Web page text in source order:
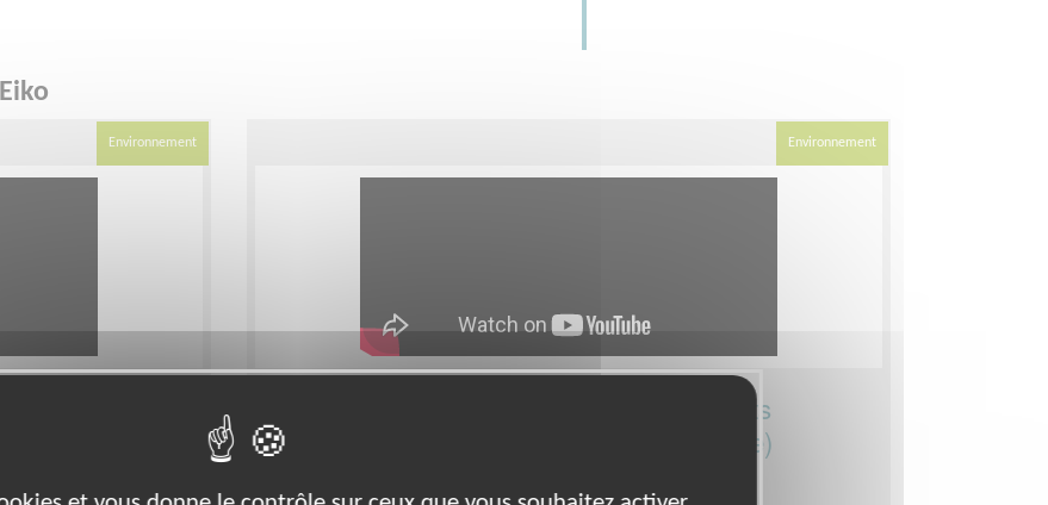
Eiko
Environnement
un backlog
Environnement
Chercheur·se UX confirmé·e bénévole · tests
utilisateurs d'une app écologique (à distance)